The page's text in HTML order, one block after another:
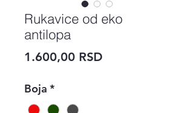
Rukavice od eko
antilopa
1.600,00 RSDPrice
Boja *